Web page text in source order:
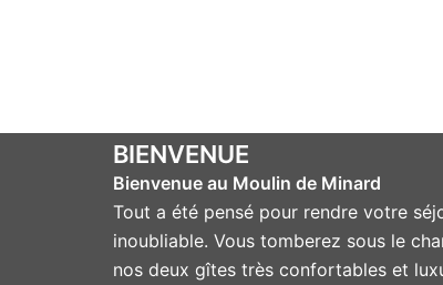
BIENVENUE
Bienvenue au Moulin de Minard
Tout a été pensé pour rendre votre
inoubliable. Vous tomberez sous le
nos deux gîtes très confortables et